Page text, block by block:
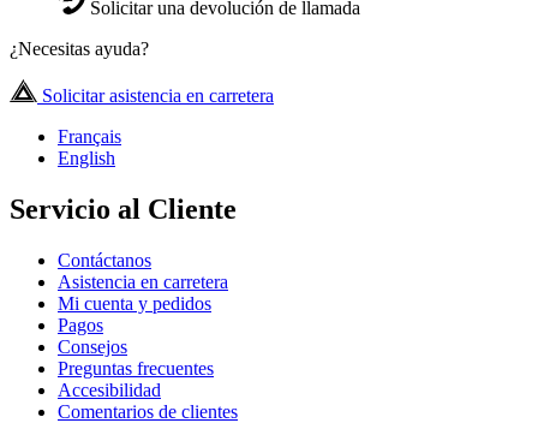
Solicitar una devolución de llamada
¿Necesitas ayuda?
Solicitar asistencia en carretera
Français
English
Servicio al Cliente
Contáctanos
Asistencia en carretera
Mi cuenta y pedidos
Pagos
Consejos
Preguntas frecuentes
Accesibilidad
Comentarios de clientes